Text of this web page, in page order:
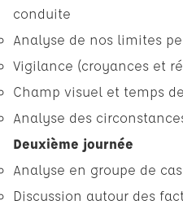
conduite
Analyse de nos limites
Vigilance (croyances et
Champ visuel et temps
Analyse des
Deuxième journée
Analyse en groupe de
Discussion autour des